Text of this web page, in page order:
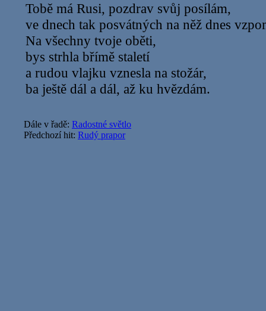
Tobě má Rusi, pozdrav svůj posílám,
ve dnech tak posvátných na něž dnes
Na všechny tvoje oběti,
bys strhla břímě staletí
a rudou vlajku vznesla na stožár,
ba ještě dál a dál, až ku hvězdám.
Dále v řadě: Radostné světlo
Předchozí hit: Rudý prapor